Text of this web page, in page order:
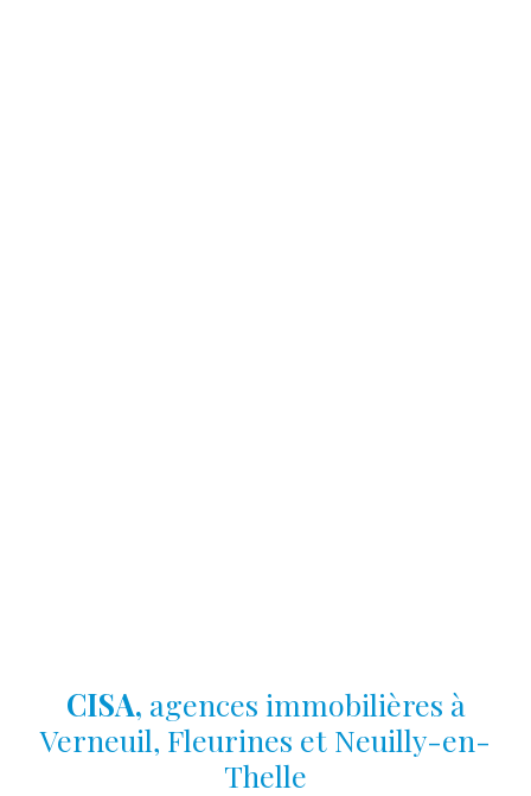
CISA, agences immobilières à
Verneuil, Fleurines et Neuilly-en-
Thelle